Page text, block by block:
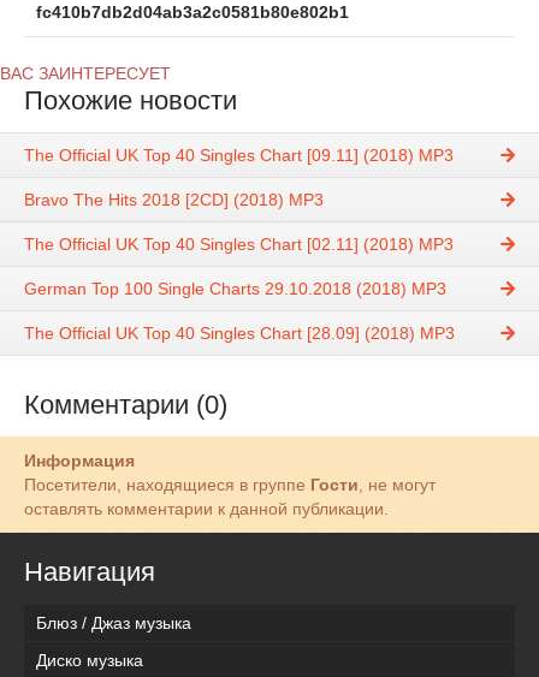
fc410b7db2d04ab3a2c0581b80e802b1
ВАС ЗАИНТЕРЕСУЕТ
Похожие новости
The Official UK Top 40 Singles Chart [09.11] (2018) MP3
Bravo The Hits 2018 [2CD] (2018) MP3
The Official UK Top 40 Singles Chart [02.11] (2018) MP3
German Top 100 Single Charts 29.10.2018 (2018) MP3
The Official UK Top 40 Singles Chart [28.09] (2018) MP3
Комментарии (0)
Информация
Посетители, находящиеся в группе Гости, не могут
оставлять комментарии к данной публикации.
Навигация
Блюз / Джаз музыка
Диско музыка